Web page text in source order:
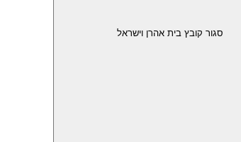
סגור קובץ בית אהרן וישראל